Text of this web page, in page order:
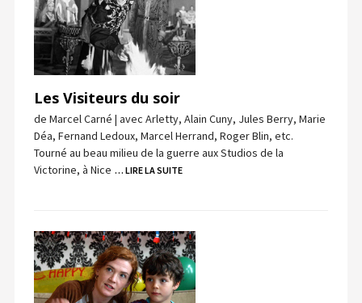
Les Visiteurs du soir
de Marcel Carné | avec Arletty, Alain Cuny, Jules Berry, Marie
Déa, Fernand Ledoux, Marcel Herrand, Roger Blin, etc.
Tourné au beau milieu de la guerre aux Studios de la
Victorine, à Nice … LIRE LA SUITE